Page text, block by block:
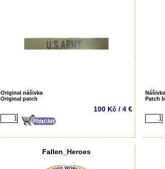
Original nášivka
Original patch
100 Kč / 4 €
Patch
Fallen_Heroes